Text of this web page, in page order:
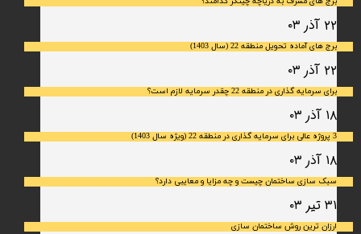
۲۲ آذر ۰۳
برج های آماده تحویل منطقه 22 (سال 1403)
۲۲ آذر ۰۳
برای سرمایه‌ گذاری در منطقه 22 چقدر سرمایه لازم است؟
۱۸ آذر ۰۳
3 پروژه عالی برای سرمایه گذاری در منطقه 22 (ویژه سال 1403)
۱۸ آذر ۰۳
سبک سازی ساختمان چیست و چه مزایا و معایبی دارد؟
۳۱ تیر ۰۳
ارزان ترین روش ساختمان سازی